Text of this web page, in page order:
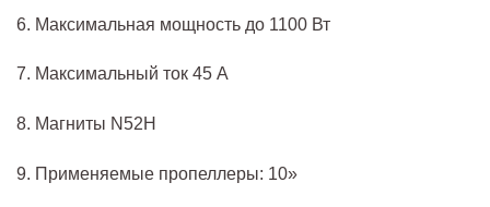
6. Максимальная мощность до 1100 Вт
7. Максимальный ток 45 А
8. Магниты N52H
9. Применяемые пропеллеры: 10»